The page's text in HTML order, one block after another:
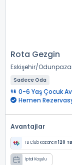
Rota Gezgin
Eskişehir
Sadece Oda
0-6 Yaş Çocuk
Hemen
Avantajlar
TB Club Kazancın120
İptal Koşulu